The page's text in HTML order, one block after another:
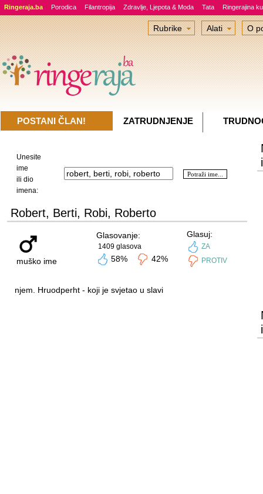
Ringeraja.ba Porodica Filantropija Zdravlje, Ljepota & Moda Tata Ringerajina
Unesite
ime
ili dio
imena:
Robert, Berti, Robi, Roberto
muško ime
Glasovanje:
1409 glasova
58% 42%
Glasuj:
ZA
PROTIV
njem. Hruodperht - koji je svjetao u slavi
Rubrike Alati O
POSTANI ČLAN! ZATRUDNJENJE